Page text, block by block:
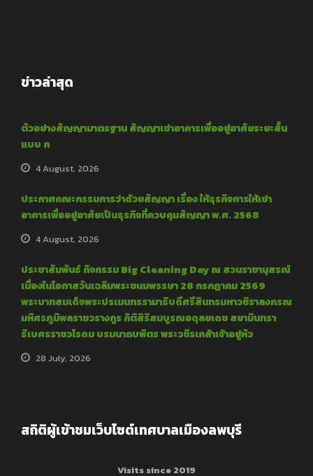
ข่าวล่าสุด
ตัวอย่างสัญญามาตรฐาน สัญญาเช่าอาคารเพื่ออยู่อาศัยระยะสั้น
แบบ ก
4 August, 2026
ประกาศคณะกรรมการว่าด้วยสัญญา เรื่อง ให้ธุรกิจการให้เช่า
อาคารเพื่ออยู่อาศัยเป็นธุรกิจที่ควบคุมสัญญา พ.ศ. 2568
4 August, 2026
ประชาสัมพันธ์ กิจกรรม Big Cleaning Day ณ สวนราชานุสรณ์
เนื่องในโอกาสวันเฉลิมพระชนมพรรษา 28 กรกฎาคม 2569
พระบาทสมเด็จพระปรเมนทรรามาธิบดีศรีสินทรมหาวชิราลงกรณ
มหิศรภูมิพลราชวรางกูร กิติสิริสมบูรณอดุลยเดช สยามินทรา
ธิเบศรราชวโรดม บรมนาถบพิตร พระวชิรเกล้าเจ้าอยู่หัว
28 July, 2026
สถิติผู้เข้าชมเว็บไซต์เทศบาลเมืองลพบุรี
Visits since 2019